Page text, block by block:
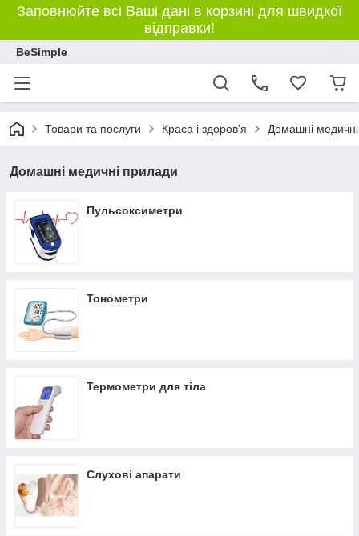
Заповнюйте всі Ваші дані в корзині для швидкої
відправки!
BeSimple
Товари та послуги Краса і здоров'я Домашні
Домашні медичні прилади
Пульсоксиметри
Тонометри
Термометри для тіла
Слухові апарати